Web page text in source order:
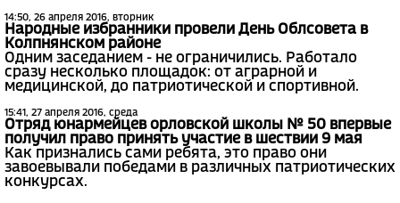
14:50, 26 апреля 2016, вторник
Народные избранники провели День Облсовета в
Колпнянском районе
Одним заседанием - не ограничились. Работало
сразу несколько площадок: от аграрной и
медицинской, до патриотической и спортивной.
15:41, 27 апреля 2016, среда
Отряд юнармейцев орловской школы № 50 впервые
получил право принять участие в шествии 9 мая
Как признались сами ребята, это право они
завоевывали победами в различных патриотических
конкурсах.